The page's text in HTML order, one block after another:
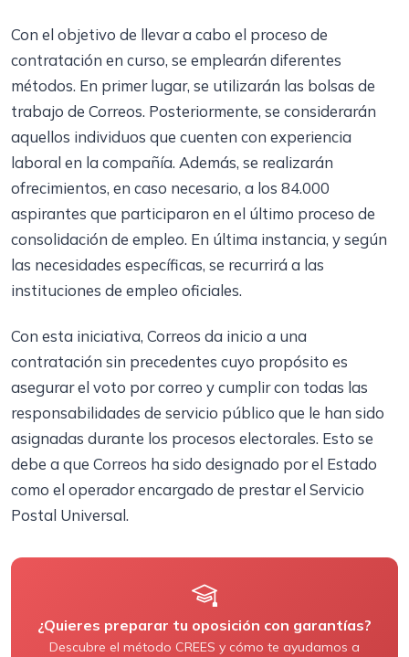
Con el objetivo de llevar a cabo el proceso de
contratación en curso, se emplearán diferentes
métodos. En primer lugar, se utilizarán las bolsas de
trabajo de Correos. Posteriormente, se considerarán
aquellos individuos que cuenten con experiencia
laboral en la compañía. Además, se realizarán
ofrecimientos, en caso necesario, a los 84.000
aspirantes que participaron en el último proceso de
consolidación de empleo. En última instancia, y según
las necesidades específicas, se recurrirá a las
instituciones de empleo oficiales.
Con esta iniciativa, Correos da inicio a una
contratación sin precedentes cuyo propósito es
asegurar el voto por correo y cumplir con todas las
responsabilidades de servicio público que le han sido
asignadas durante los procesos electorales. Esto se
debe a que Correos ha sido designado por el Estado
como el operador encargado de prestar el Servicio
Postal Universal.
¿Quieres preparar tu oposición con garantías?
Descubre el método CREES y cómo te ayudamos a